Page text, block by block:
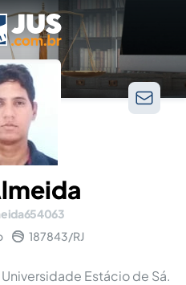
187843/RJ
Estácio de Sá.